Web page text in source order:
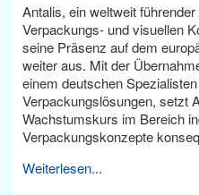
Antalis, ein weltweit
Verpackungs- und visuellen
seine Präsenz auf dem
weiter aus. Mit der
einem deutschen
Verpackungslösungen, setzt
Wachstumskurs im Bereich
Verpackungskonzepte
Weiterlesen...